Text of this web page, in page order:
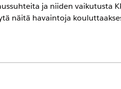
ja niiden vaikutusta
näitä havaintoja